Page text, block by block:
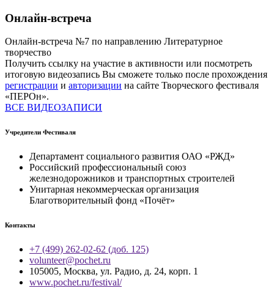
Онлайн-встреча
Онлайн-встреча №7 по направлению Литературное
творчество
Получить ссылку на участие в активности или посмотреть
итоговую видеозапись Вы сможете только после прохождения
регистрации и авторизации на сайте Творческого фестиваля
«ПЕРОн».
ВСЕ ВИДЕОЗАПИСИ
Учредители Фестиваля
Департамент социального развития ОАО «РЖД»
Российский профессиональный союз
железнодорожников и транспортных строителей
Унитарная некоммерческая организация
Благотворительный фонд «Почёт»
Контакты
+7 (499) 262-02-62 (доб. 125)
volunteer@pochet.ru
105005, Москва, ул. Радио, д. 24, корп. 1
www.pochet.ru/festival/